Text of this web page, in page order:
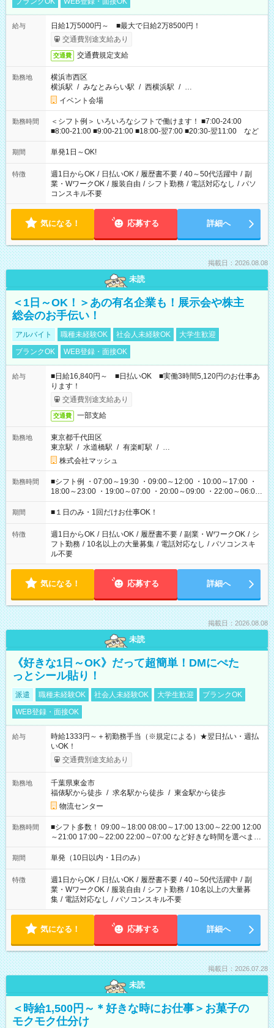
給与
日給1万5000円～ ■最大で日給2万8500円！
交通費別途支給あり
交通費 交通費規定支給
勤務地
横浜市西区
横浜駅 / みなとみらい駅 / 西横浜駅 / …
イベント会場
勤務時間
＜シフト例＞ いろいろなシフトで働けます！ ■7:00-24:00
■8:00-21:00 ■9:00-21:00 ■18:00-翌7:00 ■20:30-翌11:00 など
期間 単発1日～OK!
特徴 週1日からOK / 日払いOK / 履歴書不要 / 40～50代活躍中 / 副
業・WワークOK / 服装自由 / シフト勤務 / 電話対応なし / パソ
コンスキル不要
気になる！ 応募する 詳細へ
掲載日：2026.08.08
未読
＜1日～OK！＞あの有名企業も！展示会や株主
総会のお手伝い！
アルバイト 職種未経験OK 社会人未経験OK
大学生歓迎
ブランクOK
WEB登録・面接OK
給与
■日給16,840円～ ■日払いOK ■実働3時間5,120円のお仕事あ
ります！
交通費別途支給あり
交通費 一部支給
勤務地
東京都千代田区
東京駅 / 水道橋駅 / 有楽町駅 / …
株式会社マッシュ
勤務時間
■シフト例 ・07:00～19:30 ・09:00～12:00 ・10:00～17:00 ・
18:00～23:00 ・19:00～07:00 ・20:00～09:00 ・22:00～06:00
etc ★最短で3時間で5,120円のお仕事から 15時間で2万円近く稼
げるお仕事も！ ご希望のお時間に合わせてご紹介！ ※シフトは
ください！
期間 ■１日のみ・1回だけお仕事OK！
特徴 週1日からOK / 日払いOK / 履歴書不要 / 副業・WワークOK / シ
フト勤務 / 10名以上の大量募集 / 電話対応なし / パソコンスキ
ル不要
気になる！ 応募する 詳細へ
掲載日：2026.08.08
未読
《好きな1日～OK》だって超簡単！DMにぺた
っとシール貼り！
派遣 職種未経験OK 社会人未経験OK 大学生歓迎
ブランクOK
WEB登録・面接OK
給与
時給1333円～＋初勤務手当（※規定による）★翌日払い・週払
いOK！
交通費別途支給あり
勤務地
千葉県東金市
福俵駅から徒歩 / 求名駅から徒歩 / 東金駅から徒歩
物流センター
勤務時間
■シフト多数！ 09:00～18:00 08:00～17:00 13:00～22:00 12:00
～21:00 17:00～22:00 22:00～07:00 など好きな時間を選べま
す！
期間 単発（10日以内・1日のみ）
特徴 週1日からOK / 日払いOK / 履歴書不要 / 40～50代活躍中 / 副
業・WワークOK / 服装自由 / シフト勤務 / 10名以上の大量募
集 / 電話対応なし / パソコンスキル不要
気になる！ 応募する 詳細へ
掲載日：2026.07.28
未読
＜時給1,500円～＊好きな時にお仕事＞お菓子の
モクモク仕分け